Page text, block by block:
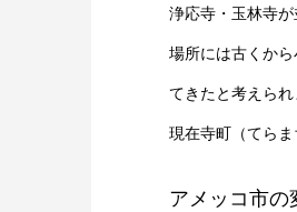
浄応寺・玉林寺
場所には古くか
てきたと考えら
現在寺町（てらま
アメッコ市の